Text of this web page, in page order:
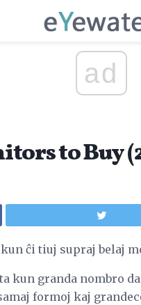
ad
to Buy
ĉi tiuj supraj belaj
kun granda nombro
formoj kaj